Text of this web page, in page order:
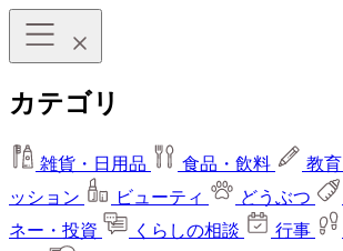
カテゴリ
雑貨・日用品 食品・飲料 教育
ッション
ビューティ どうぶつ
ネー・投資
くらしの相談 行事